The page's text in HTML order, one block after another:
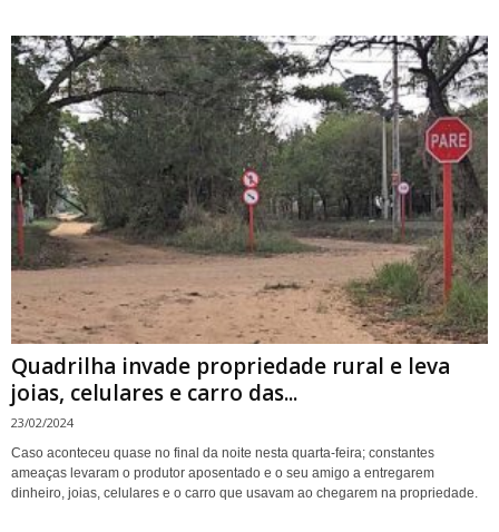
Quadrilha invade propriedade rural e leva
joias, celulares e carro das...
23/02/2024
Caso aconteceu quase no final da noite nesta quarta-feira; constantes
ameaças levaram o produtor aposentado e o seu amigo a entregarem
dinheiro, joias, celulares e o carro que usavam ao chegarem na propriedade.